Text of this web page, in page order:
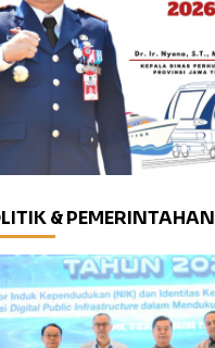
& PEMERINTAHAN